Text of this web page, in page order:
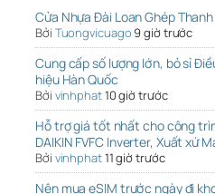
Cửa Nhựa Đài Loan Ghép
Bởi Tuongvicuago9 giờ trước
Cung cấp số lượng lớn, bỏ sỉ
hiệu Hàn Quốc
Bởi vinhphat10 giờ trước
Hỗ trợ giá tốt nhất cho công
DAIKIN FVFC Inverter, Xuất xứ
Bởi vinhphat11 giờ trước
Nên mua eSIM trước ngày đi